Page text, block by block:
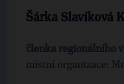
Šárka Slavíková
členka regionálního
místní organizace: